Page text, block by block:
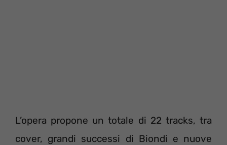
L’opera propone un totale di 22 tracks, tra
cover, grandi successi di Biondi e nuove